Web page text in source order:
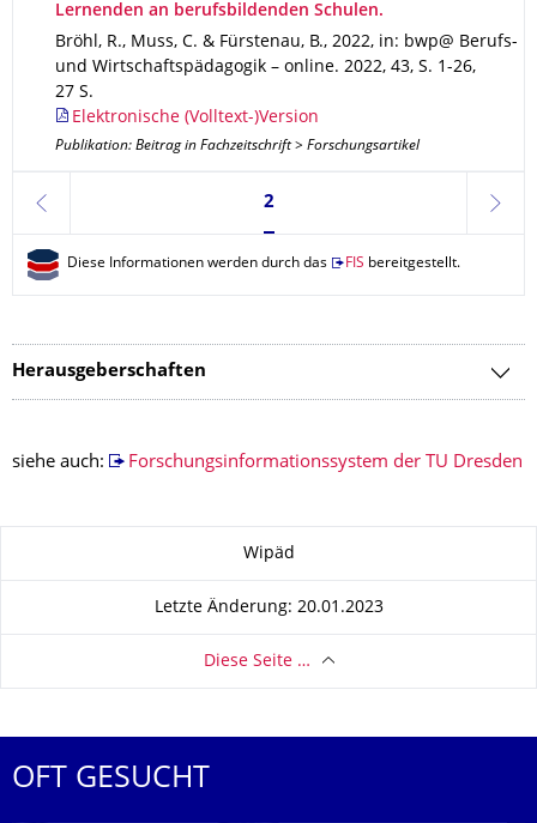
Lernenden an berufsbildenden Schulen.
Bröhl, R., Muss, C. & Fürstenau, B., 2022, in: bwp@ Berufs-
und Wirtschaftspädagogik – online. 2022, 43, S. 1-26,
27 S.
Elektronische (Volltext-)Version
Publikation: Beitrag in Fachzeitschrift > Forschungsartikel
zurück
Seite 2, aktuell ausgewählt
2
weiter
Diese Informationen werden durch das FIS bereitgestellt.
Herausgeberschaften
siehe auch: Forschungsinformationssystem der TU Dresden
Wipäd
Letzte Änderung: 20.01.2023
Diese Seite …
OFT GESUCHT